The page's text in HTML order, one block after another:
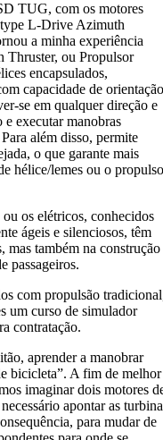
TUG, com os motores
L-Drive Azimuth
a minha experiência
Thruster, ou Propulsor
encapsulados,
capacidade de
se em qualquer direção e
executar manobras
além disso, permite
o que garante mais
hélice/lemes ou o
os elétricos, conhecidos
ágeis e silenciosos, têm
mas também na construção
passageiros.
com propulsão
um curso de simulador
contratação.
aprender a manobrar
bicicleta”. A fim de melhor
imaginar dois motores
apontar as
para mudar de